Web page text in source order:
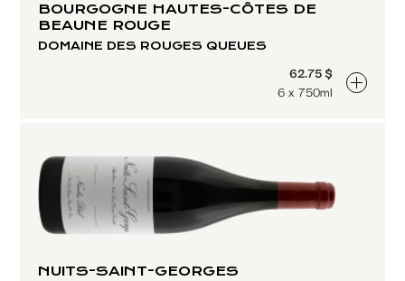
BOURGOGNE HAUTES-CÔTES DE
BEAUNE ROUGE
DOMAINE DES ROUGES QUEUES
62.75 $
6 x 750ml
NUITS-SAINT-GEORGES